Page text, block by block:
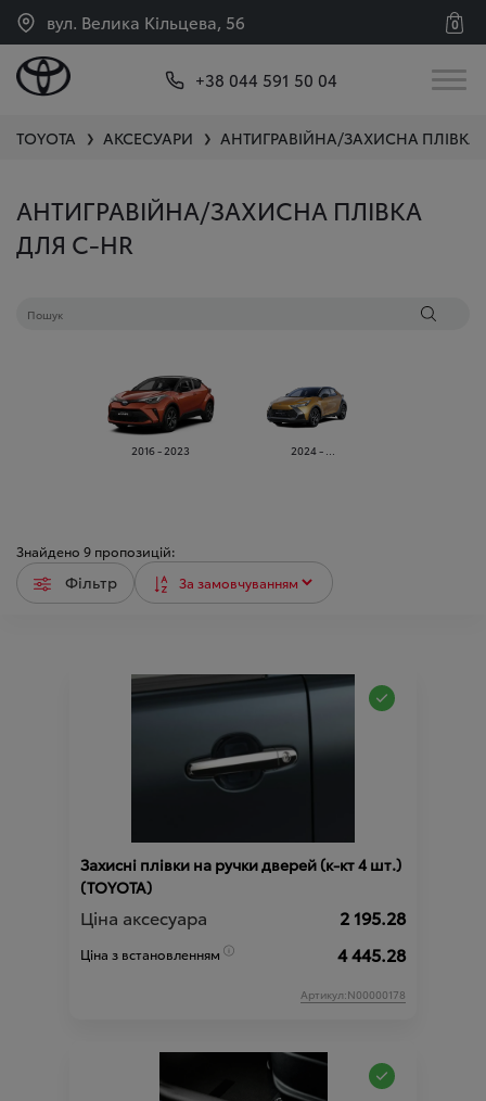
вул. Велика Кільцева, 56 0
+38 044 591 50 04
TOYOTA ❯ АКСЕСУАРИ ❯ АНТИГРАВІЙНА/ЗАХИСНА ПЛІВКА
АНТИГРАВІЙНА/ЗАХИСНА ПЛІВКА
ДЛЯ C-HR
2016 - 2023 2024 - ...
Знайдено 9 пропозицій:
Фільтр
Захисні плівки на ручки дверей (к-кт 4 шт.)
(TOYOTA)
Ціна аксесуара 2 195.28
Ціна з встановленням 4 445.28
Артикул:N00000178